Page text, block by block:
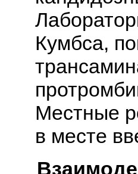
Кумбса,
Местные
в месте